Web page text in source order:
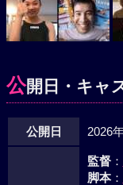
公開日・キャ
公開日 2026
監督：
脚本：